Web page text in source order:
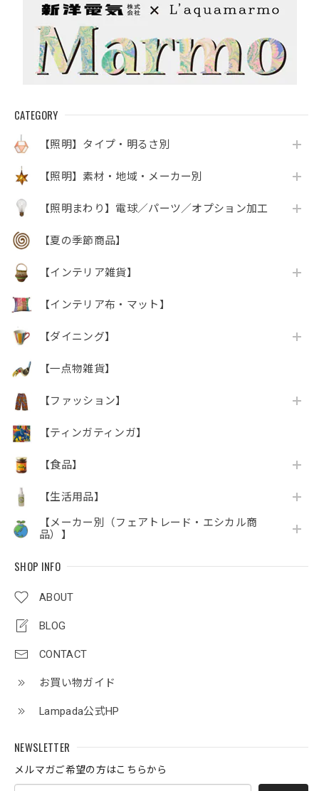
CATEGORY
【照明】タイプ・明るさ別
【照明】素材・地域・メーカー別
【照明まわり】電球／パーツ／オプション加工
【夏の季節商品】
【インテリア雑貨】
【インテリア布・マット】
【ダイニング】
【一点物雑貨】
【ファッション】
【ティンガティンガ】
【食品】
【生活用品】
【メーカー別（フェアトレード・エシカル商
品）】
SHOP INFO
ABOUT
BLOG
CONTACT
お買い物ガイド
Lampada公式HP
NEWSLETTER
メルマガご希望の方はこちらから